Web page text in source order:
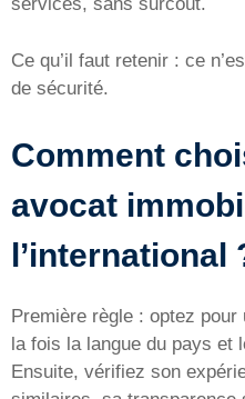
Ce qu’il faut retenir : ce
de sécurité.
Comment
avocat
l’international
Première règle : optez
la fois la langue du pays et
Ensuite, vérifiez son